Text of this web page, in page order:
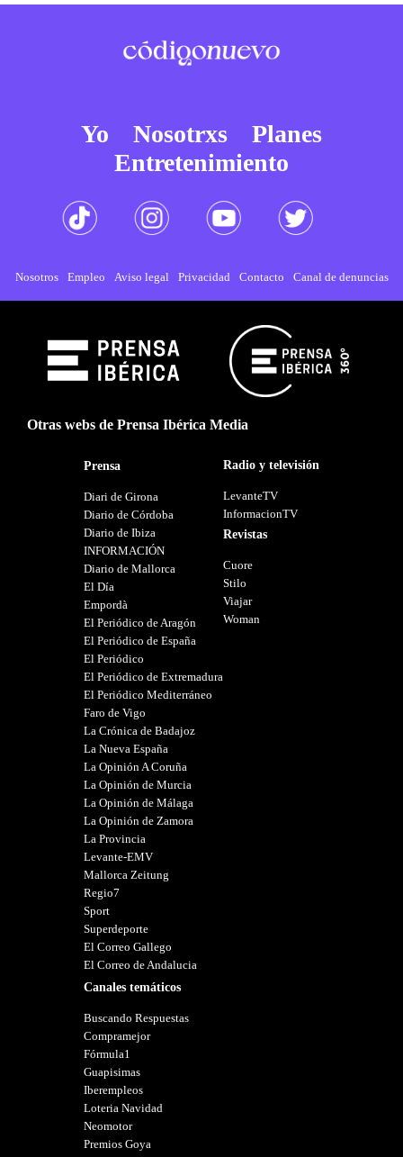
Yo Nosotrxs
Planes
Entretenimiento
Nosotros Empleo Aviso legal Privacidad Contacto Canal de denuncias
Otras webs de Prensa Ibérica Media
Prensa
Diari de Girona
Diario de Córdoba
Diario de Ibiza
INFORMACIÓN
Diario de Mallorca
El Día
Empordà
El Periódico de Aragón
El Periódico de España
El Periódico
El Periódico de Extremadura
El Periódico Mediterráneo
Faro de Vigo
La Crónica de Badajoz
La Nueva España
La Opinión A Coruña
La Opinión de Murcia
La Opinión de Málaga
La Opinión de Zamora
La Provincia
Levante-EMV
Mallorca Zeitung
Regio7
Sport
Superdeporte
El Correo Gallego
El Correo de Andalucia
Canales temáticos
Buscando Respuestas
Compramejor
Fórmula1
Guapisimas
Iberempleos
Loteria Navidad
Neomotor
Premios Goya
Radio y televisión
LevanteTV
InformacionTV
Revistas
Cuore
Stilo
Viajar
Woman